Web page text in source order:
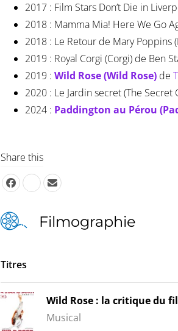
2017 : Film Stars Don’t Die in
2018 : Mamma Mia! Here We Go
2018 : Le Retour de Mary Poppins
2019 : Royal Corgi (Corgi) de Ben
2019 : Wild Rose (Wild Rose) de
2020 : Le Jardin secret (The
2024 : Paddington au Pérou
Share this
Filmographie
Titres
Wild Rose : la critique du
Musical